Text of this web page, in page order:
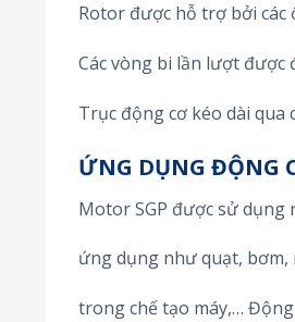
Rotor được hỗ trợ bởi
Các vòng bi lần lượt được
Trục động cơ kéo dài qua
ỨNG DỤNG ĐỘNG
Motor SGP được sử
ứng dụng như quạt, bơm,
trong chế tạo máy,…